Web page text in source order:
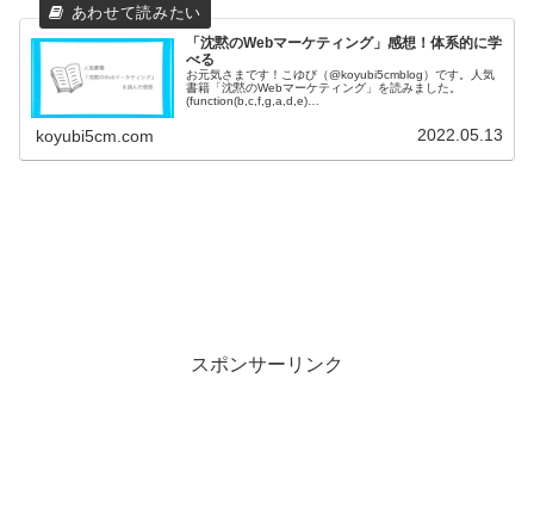
「沈黙のWebマーケティング」感想！体系的に学
べる
お元気さまです！こゆび（@koyubi5cmblog）です。人気
書籍「沈黙のWebマーケティング」を読みました。
(function(b,c,f,g,a,d,e)
koyubi5cm.com 2022.05.13
スポンサーリンク